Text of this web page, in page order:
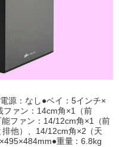
源：なし●ベイ：5インチ×
ァン：14cm角×1（前
ファン：14/12cm角×1（前
他）、14/12cm角×2（天
重量：6.8kg